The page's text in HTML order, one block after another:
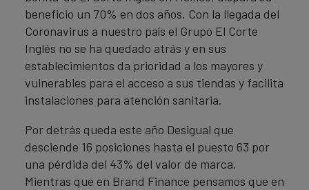
beneficio un 70% en dos años. Con la llegada del
Coronavirus a nuestro país el Grupo El Corte
Inglés no se ha quedado atrás y en sus
establecimientos da prioridad a los mayores y
vulnerables para el acceso a sus tiendas y facilita
instalaciones para atención sanitaria.
Por detrás queda este año Desigual que
desciende 16 posiciones hasta el puesto 63 por
una pérdida del 43% del valor de marca.
Mientras que en Brand Finance pensamos que en